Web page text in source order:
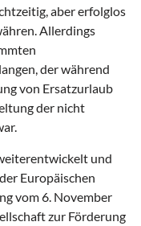
aber erfolglos
Allerdings
der während
von Ersatzurlaub
der nicht
und
Europäischen
vom 6. November
zur Förderung